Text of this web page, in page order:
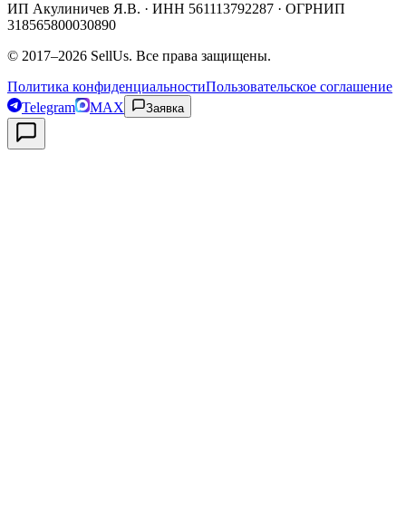
ИП Акулиничев Я.В. · ИНН 561113792287 · ОГРНИП
318565800030890
© 2017–2026 SellUs. Все права защищены.
Политика конфиденциальностиПользовательское соглашение
Telegram
MAX Заявка